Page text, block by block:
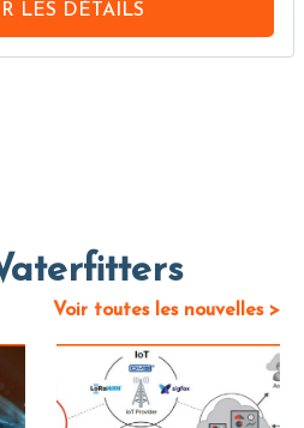
LES DÉTAILS
Voir toutes les nouvelles >